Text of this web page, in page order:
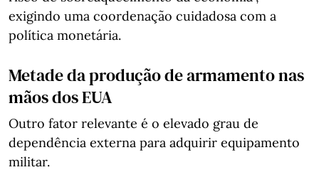
exigindo uma coordenação cuidadosa com a
política monetária.
Metade da produção de armamento nas
mãos dos EUA
Outro fator relevante é o elevado grau de
dependência externa para adquirir equipamento
militar.